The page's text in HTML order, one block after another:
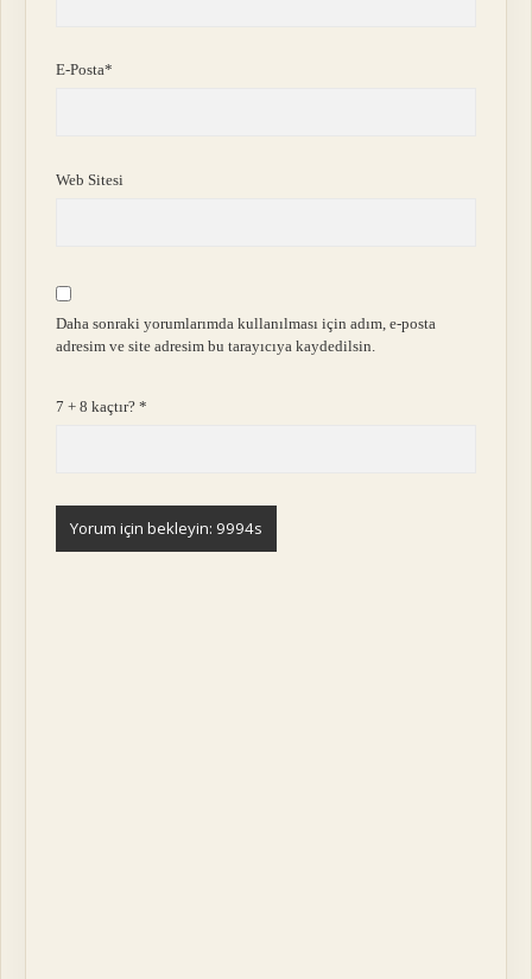
E-Posta*
Web Sitesi
Daha sonraki yorumlarımda kullanılması için adım, e-posta
adresim ve site adresim bu tarayıcıya kaydedilsin.
7 + 8 kaçtır?*